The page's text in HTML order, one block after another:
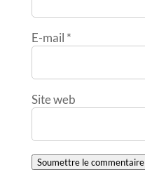
E-mail *
Site web
Soumettre le commentaire